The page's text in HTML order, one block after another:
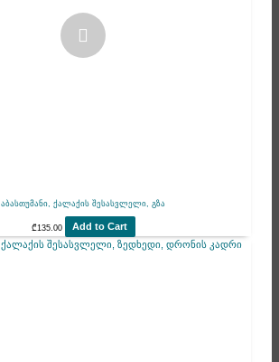
აბასთუმანი, ქალაქის შესასვლელი, გზა
₾135.00 Add to Cart